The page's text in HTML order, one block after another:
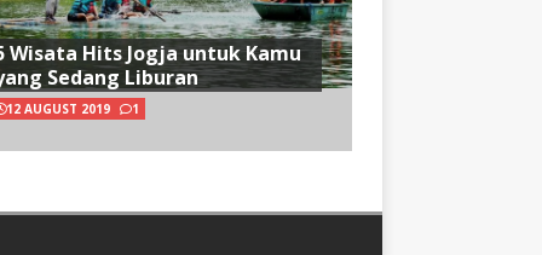
Wisata Hits Jogja untuk Kamu
Sedang Liburan
12 AUGUST 2019 1